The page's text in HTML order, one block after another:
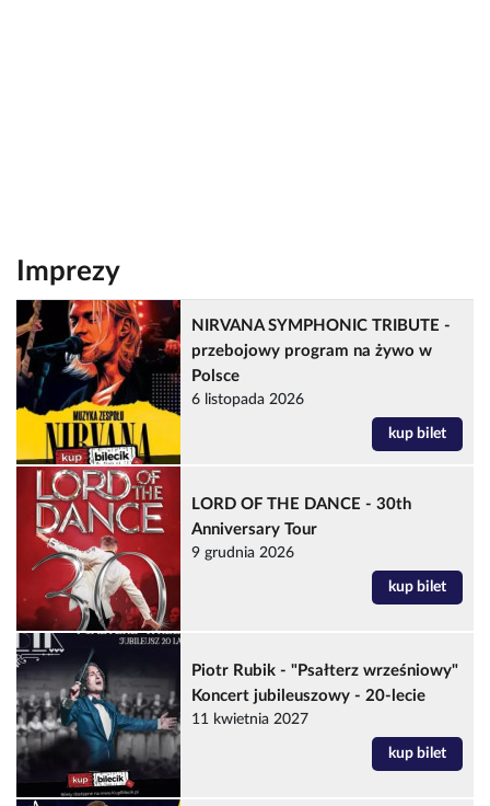
Imprezy
NIRVANA SYMPHONIC TRIBUTE -
przebojowy program na żywo w
Polsce
6 listopada 2026
kup bilet
LORD OF THE DANCE - 30th
Anniversary Tour
9 grudnia 2026
kup bilet
Piotr Rubik - "Psałterz wrześniowy"
Koncert jubileuszowy - 20-lecie
11 kwietnia 2027
kup bilet